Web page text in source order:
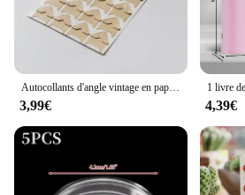
Autocollants d'angle vintage en papier kraft, 120 pièces/lot (5 feuilles), stickers pour décoration de cadre d'album photo, scrapbooking, DIY bricolage
3,99€ 4,39€